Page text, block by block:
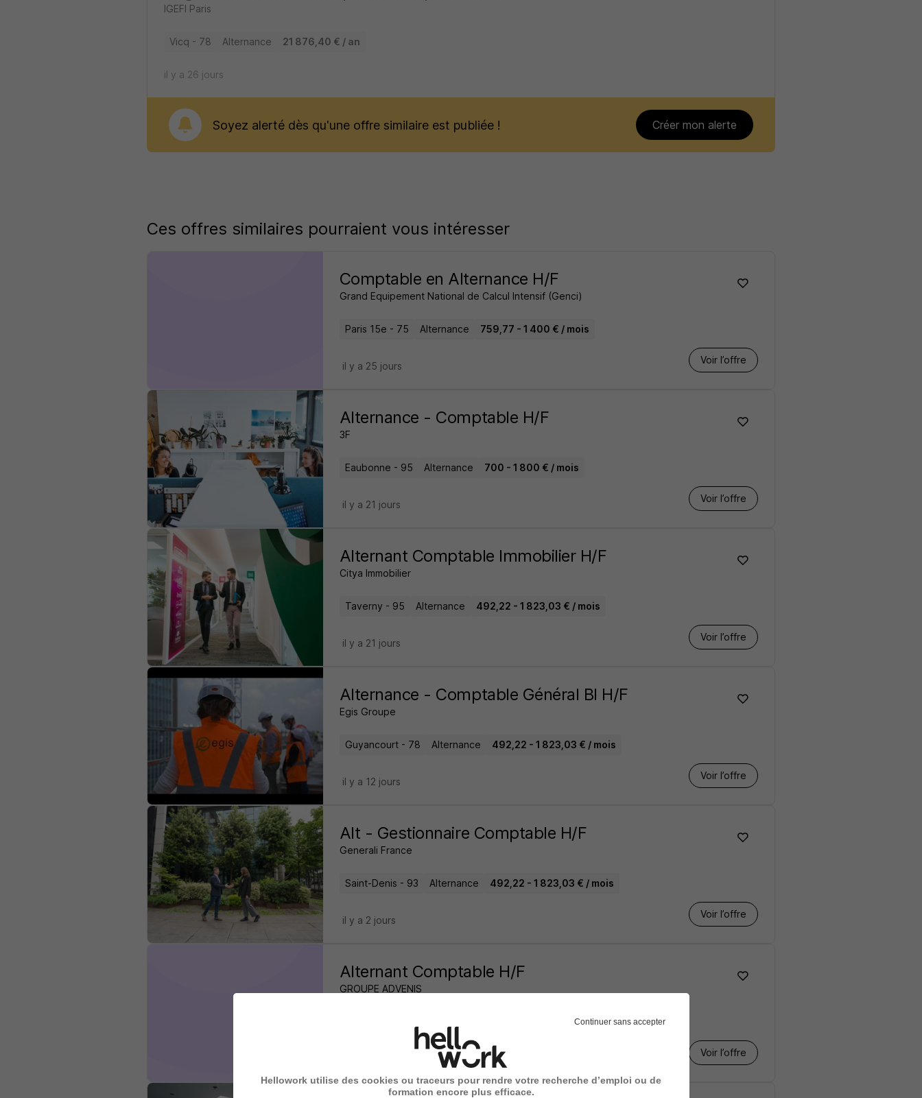
IGEFI Paris
Vicq - 78 Alternance 21 876,40 € / an
il y a 26 jours
Soyez alerté dès qu'une offre similaire est publiée ! Créer mon alerte
Ces offres similaires pourraient vous intéresser
Comptable en Alternance H/F
Grand Equipement National de Calcul Intensif (Genci)
Paris 15e - 75 Alternance 759,77 - 1 400 € / mois
Voir l’offre
il y a 25 jours
Alternance - Comptable H/F
3F
Eaubonne - 95 Alternance 700 - 1 800 € / mois
Voir l’offre
il y a 21 jours
Alternant Comptable Immobilier H/F
Citya Immobilier
Taverny - 95 Alternance 492,22 - 1 823,03 € / mois
Voir l’offre
il y a 21 jours
Alternance - Comptable Général Bl H/F
Egis Groupe
Guyancourt - 78 Alternance 492,22 - 1 823,03 € / mois
Voir l’offre
il y a 12 jours
Alt - Gestionnaire Comptable H/F
Generali France
Saint-Denis - 93 Alternance 492,22 - 1 823,03 € / mois
Voir l’offre
il y a 2 jours
Alternant Comptable H/F
GROUPE ADVENIS
Voir l’offre
Continuer sans accepter
Hellowork utilise des cookies ou traceurs pour rendre votre recherche d’emploi ou de
formation encore plus efficace.